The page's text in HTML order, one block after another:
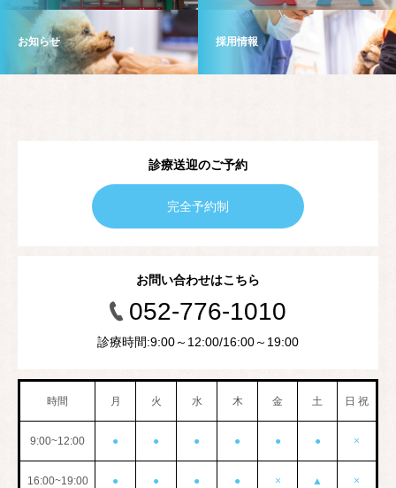
お知らせ 採用情報
診療送迎のご予約
完全予約制
お問い合わせはこちら
052-776-1010
診療時間:9:00～12:00/16:00～19:00
時間 月 火 水 木 金 土 日 祝
9:00~12:00 ● ● ● ● ● ● ×
16:00~19:00 ● ● ● ● × ▲ ×